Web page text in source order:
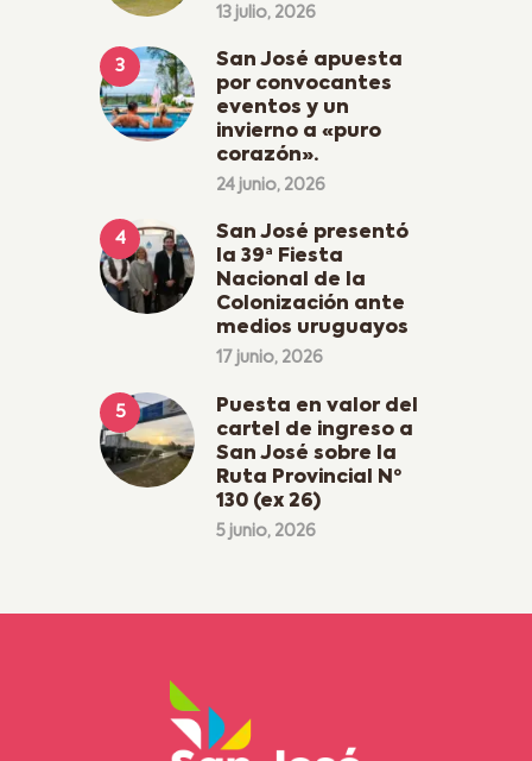
13 julio, 2026
San José apuesta
por convocantes
eventos y un
invierno a «puro
corazón».
24 junio, 2026
San José presentó
la 39ª Fiesta
Nacional de la
Colonización ante
medios uruguayos
17 junio, 2026
Puesta en valor del
cartel de ingreso a
San José sobre la
Ruta Provincial Nº
130 (ex 26)
5 junio, 2026